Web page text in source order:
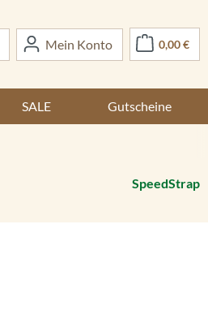
Mein Konto 0,00 €
SALE Gutscheine
SpeedStrap